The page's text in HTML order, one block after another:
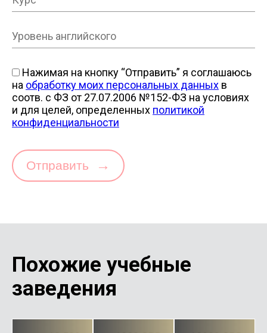
Нажимая на кнопку “Отправить” я соглашаюсь
на обработку моих персональных данных в
соотв. с ФЗ от 27.07.2006 №152-ФЗ на условиях
и для целей, определенных политикой
конфиденциальности
Отправить →
Похожие учебные
заведения